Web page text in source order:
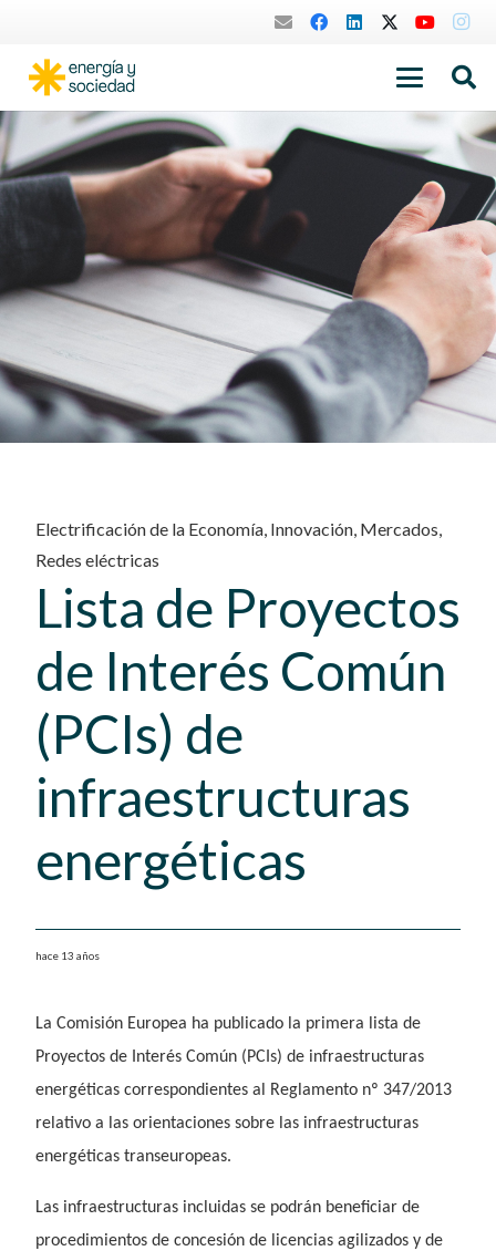
Electrificación de la Economía, Innovación, Mercados,
Redes eléctricas
Lista de Proyectos
de Interés Común
(PCIs) de
infraestructuras
energéticas
hace 13 años
La Comisión Europea ha publicado la primera lista de
Proyectos de Interés Común (PCIs) de infraestructuras
energéticas correspondientes al
Reglamento nº 347/2013
relativo a las orientaciones sobre las infraestructuras
energéticas transeuropeas.
Las infraestructuras incluidas se podrán beneficiar de
procedimientos de concesión de licencias agilizados y de